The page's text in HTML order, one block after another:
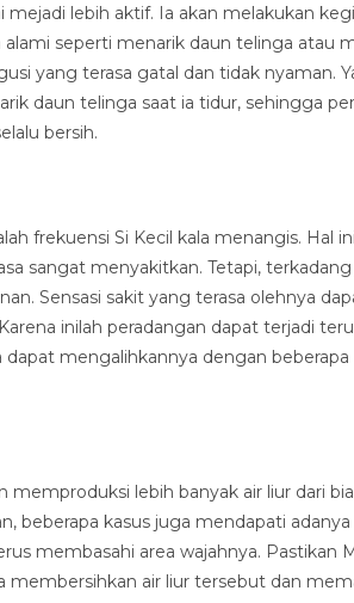
mejadi lebih aktif. Ia akan melakukan
seperti menarik daun telinga atau
yang terasa gatal dan tidak nyaman.
daun telinga saat ia tidur, sehingga
bersih.
frekuensi Si Kecil kala menangis. Hal
sangat menyakitkan. Tetapi,
Sensasi sakit yang terasa olehnya
inilah peradangan dapat terjadi
dapat mengalihkannya dengan
memproduksi lebih banyak air liur dari
beberapa kasus juga mendapati
membasahi area wajahnya.
membersihkan air liur tersebut dan